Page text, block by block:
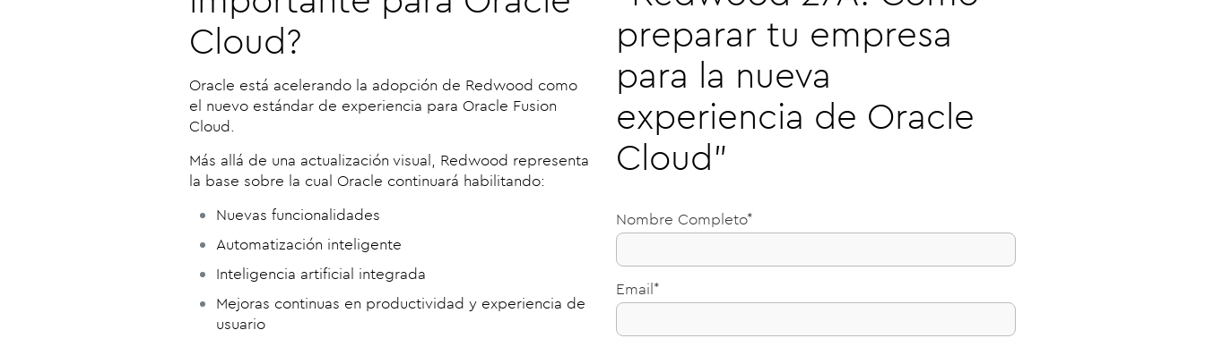
Cloud?
Oracle está acelerando la adopción de Redwood como
el nuevo estándar de experiencia para Oracle Fusion
Cloud.
Más allá de una actualización visual, Redwood representa
la base sobre la cual Oracle continuará habilitando:
Nuevas funcionalidades
Automatización inteligente
Inteligencia artificial integrada
Mejoras continuas en productividad y experiencia de
usuario
preparar tu empresa
para la nueva
experiencia de Oracle
Cloud”
Nombre Completo*
Email*